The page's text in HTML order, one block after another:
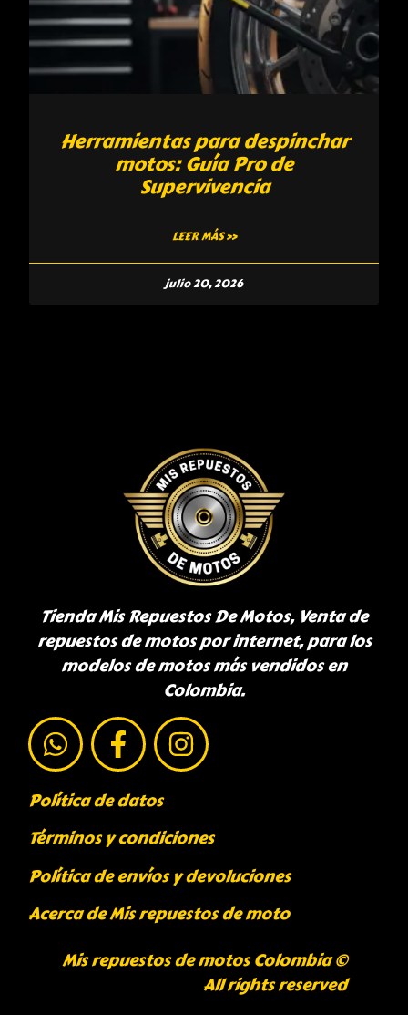
Herramientas para despinchar
motos: Guía Pro de
Supervivencia
LEER MÁS »
julio 20, 2026
Tienda Mis Repuestos De Motos, Venta de
repuestos de motos por internet, para los
modelos de motos más vendidos en
Colombia.
Política de datos
Términos y condiciones
Política de envíos y devoluciones
Acerca de Mis repuestos de moto
Mis repuestos de motos Colombia ©
All rights reserved